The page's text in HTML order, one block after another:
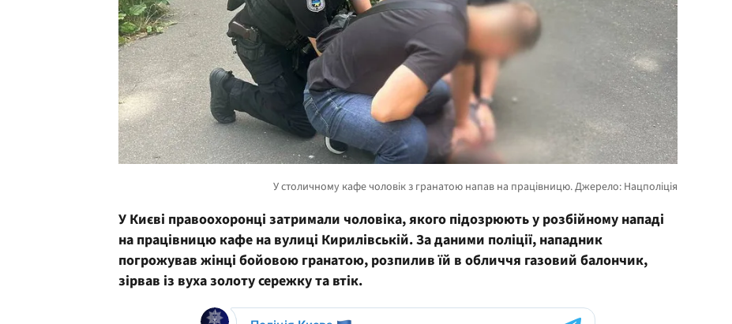
У Києві правоохоронці затримали чоловіка, якого підозрюють у розбійному нападі
на працівницю кафе на вулиці Кирилівській. За даними поліції, нападник
погрожував жінці бойовою гранатою, розпилив їй в обличчя газовий балончик,
зірвав із вуха золоту сережку та втік.